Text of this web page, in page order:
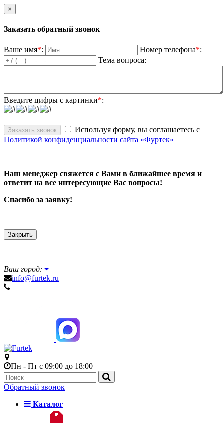
×
Заказать обратный звонок
Ваше имя*: Номер телефона*:
Тема вопроса:
Введите цифры с картинки*:
Используя форму, вы соглашаетесь с
Политикой конфиденциальности сайта «Фуртек»
Наш менеджер свяжется с Вами в ближайшее время и
ответит на все интересующие Вас вопросы!
Спасибо за заявку!
Закрыть
Ваш город:
info@furtek.ru
Пн - Пт с 09:00 до 18:00
Обратный звонок
Каталог